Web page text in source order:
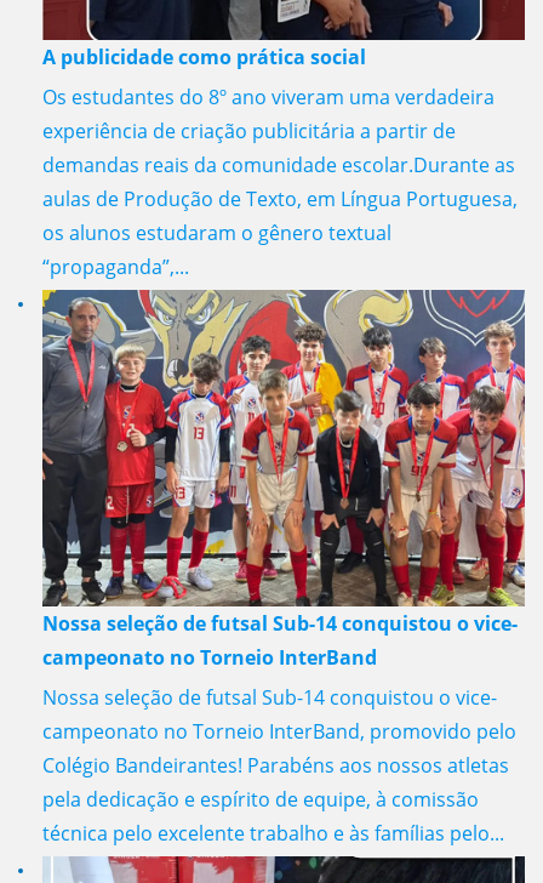
A publicidade como prática social
Os estudantes do 8º ano viveram uma verdadeira
experiência de criação publicitária a partir de
demandas reais da comunidade escolar.Durante as
aulas de Produção de Texto, em Língua Portuguesa,
os alunos estudaram o gênero textual
“propaganda”,...
Nossa seleção de futsal Sub-14 conquistou o vice-
campeonato no Torneio InterBand
Nossa seleção de futsal Sub-14 conquistou o vice-
campeonato no Torneio InterBand, promovido pelo
Colégio Bandeirantes! Parabéns aos nossos atletas
pela dedicação e espírito de equipe, à comissão
técnica pelo excelente trabalho e às famílias pelo...